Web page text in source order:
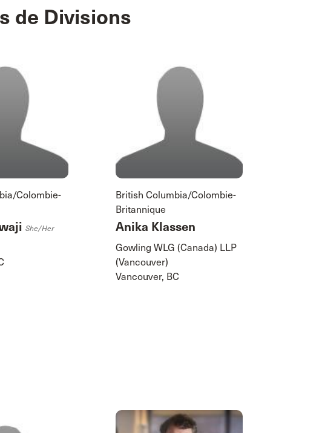
de Divisions
Colombie-
She/her
British Columbia/Colombie-
Britannique
Anika Klassen
Gowling WLG (Canada) LLP
(Vancouver)
Vancouver, BC